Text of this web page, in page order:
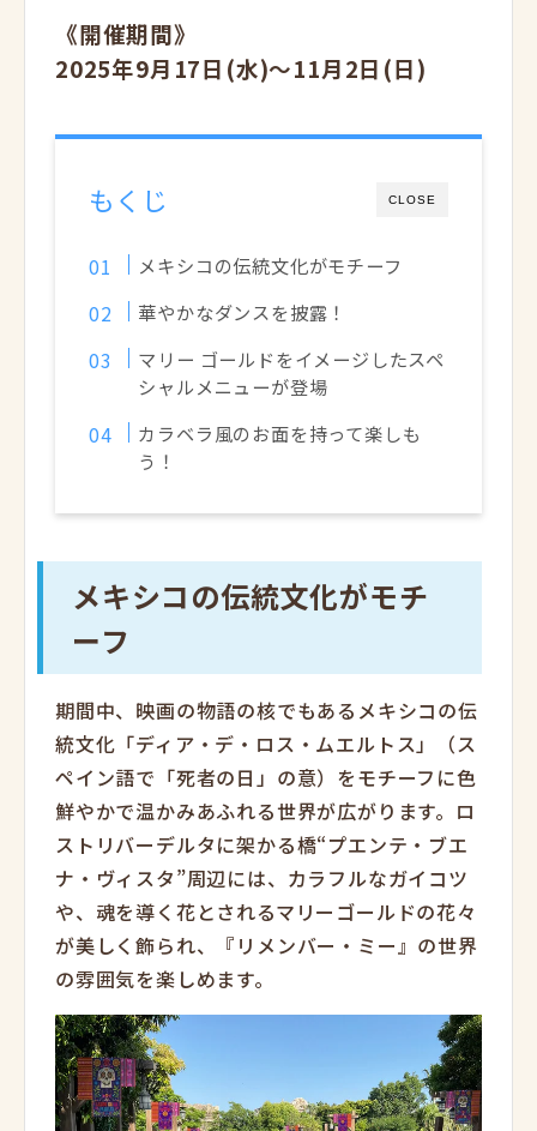
《開催期間》
2025年9月17日(水)～11月2日(日)
CLOSE
もくじ
メキシコの伝統文化がモチーフ
華やかなダンスを披露！
マリー ゴールドをイメージしたスペ
シャルメニューが登場
カラベラ風のお面を持って楽しも
う！
メキシコの伝統文化がモチ
ーフ
期間中、映画の物語の核でもあるメキシコの伝
統文化「ディア・デ・ロス・ムエルトス」（ス
ペイン語で「死者の日」の意）をモチーフに色
鮮やかで温かみあふれる世界が広がります。ロ
ストリバーデルタに架かる橋“プエンテ・ブエ
ナ・ヴィスタ”周辺には、カラフルなガイコツ
や、魂を導く花とされるマリーゴールドの花々
が美しく飾られ、『リメンバー・ミー』の世界
の雰囲気を楽しめます。